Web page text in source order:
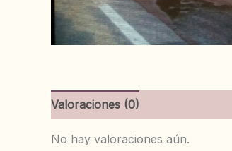
Valoraciones (0)
No hay valoraciones aún.